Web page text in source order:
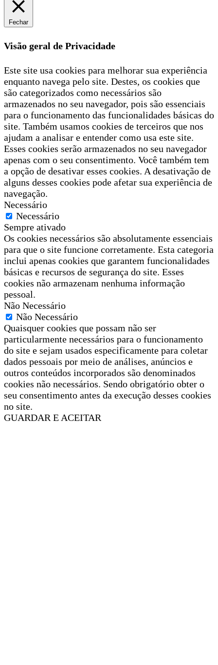
Fechar
Visão geral de Privacidade
Este site usa cookies para melhorar sua experiência
enquanto navega pelo site. Destes, os cookies que
são categorizados como necessários são
armazenados no seu navegador, pois são essenciais
para o funcionamento das funcionalidades básicas do
site. Também usamos cookies de terceiros que nos
ajudam a analisar e entender como usa este site.
Esses cookies serão armazenados no seu navegador
apenas com o seu consentimento. Você também tem
a opção de desativar esses cookies. A desativação de
alguns desses cookies pode afetar sua experiência de
navegação.
Necessário
Necessário
Sempre ativado
Os cookies necessários são absolutamente essenciais
para que o site funcione corretamente. Esta categoria
inclui apenas cookies que garantem funcionalidades
básicas e recursos de segurança do site. Esses
cookies não armazenam nenhuma informação
pessoal.
Não Necessário
Não Necessário
Quaisquer cookies que possam não ser
particularmente necessários para o funcionamento
do site e sejam usados especificamente para coletar
dados pessoais por meio de análises, anúncios e
outros conteúdos incorporados são denominados
cookies não necessários. Sendo obrigatório obter o
seu consentimento antes da execução desses cookies
no site.
GUARDAR E ACEITAR